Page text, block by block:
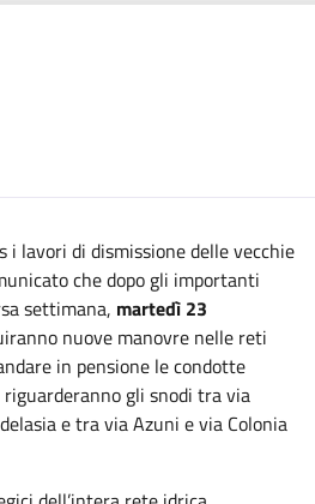
i lavori di dismissione delle vecchie
che dopo gli importanti
settimana, martedì 23
nuove manovre nelle reti
in pensione le condotte
gli snodi tra via
e tra via Azuni e via Colonia